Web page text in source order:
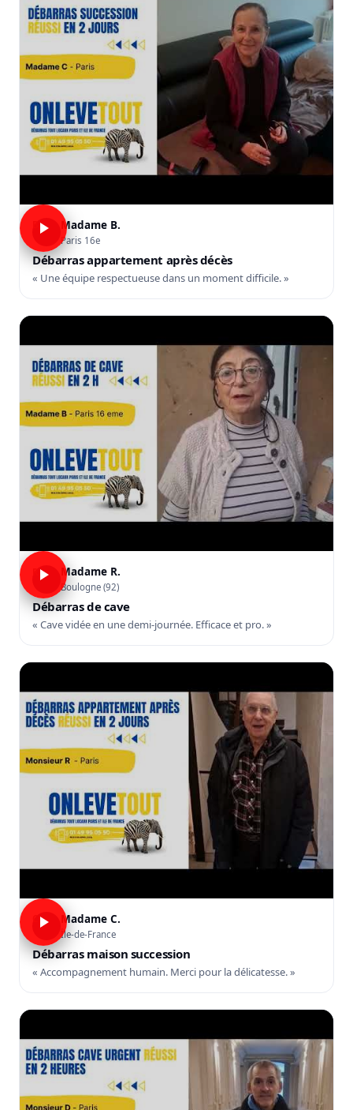
Madame B.
Paris 16e
Débarras appartement après décès
« Une équipe respectueuse dans un moment difficile. »
Madame R.
Boulogne (92)
Débarras de cave
« Cave vidée en une demi-journée. Efficace et pro. »
Madame C.
Île-de-France
Débarras maison succession
« Accompagnement humain. Merci pour la délicatesse. »